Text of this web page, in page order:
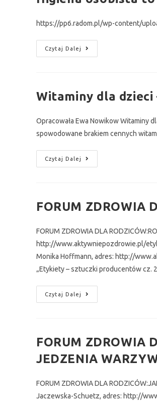
https://pp6.radom.pl/wp-content/
Czytaj Dalej
Witaminy dla dzieci
Opracowała Ewa Nowikow Witaminy
spowodowane brakiem cennych
Czytaj Dalej
FORUM ZDROWIA
FORUM ZDROWIA DLA
http://www.aktywniepozdrowie.pl/
Monika Hoffmann, adres: http://
„Etykiety – sztuczki producentów cz.
Czytaj Dalej
FORUM ZDROWIA
JEDZENIA
FORUM ZDROWIA DLA
Jaczewska-Schuetz, adres: http://